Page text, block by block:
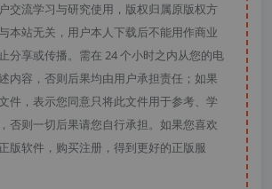
交流学习与研究使用，版权归属原版权方
本站无关，用户本人下载后不能用作商业
分享或传播。需在 24 个小时之内从您的电
内容，否则后果均由用户承担责任；如果
件，表示您同意只将此文件用于参考、学
否则一切后果请您自行承担。如果您喜欢
版软件，购买注册，得到更好的正版服